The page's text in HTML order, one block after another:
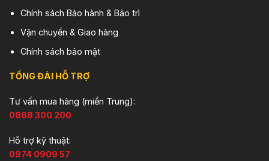
Chính sách Bảo hành & Bảo trì
Vận chuyển & Giao hàng
Chính sách bảo mật
TỔNG ĐÀI HỖ TRỢ
Tư vấn mua hàng (miền Trung):
0868 300 200
Hỗ trợ kỹ thuật:
0974 0909 57